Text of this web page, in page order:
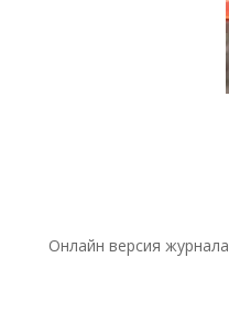
Онлайн версия журнала